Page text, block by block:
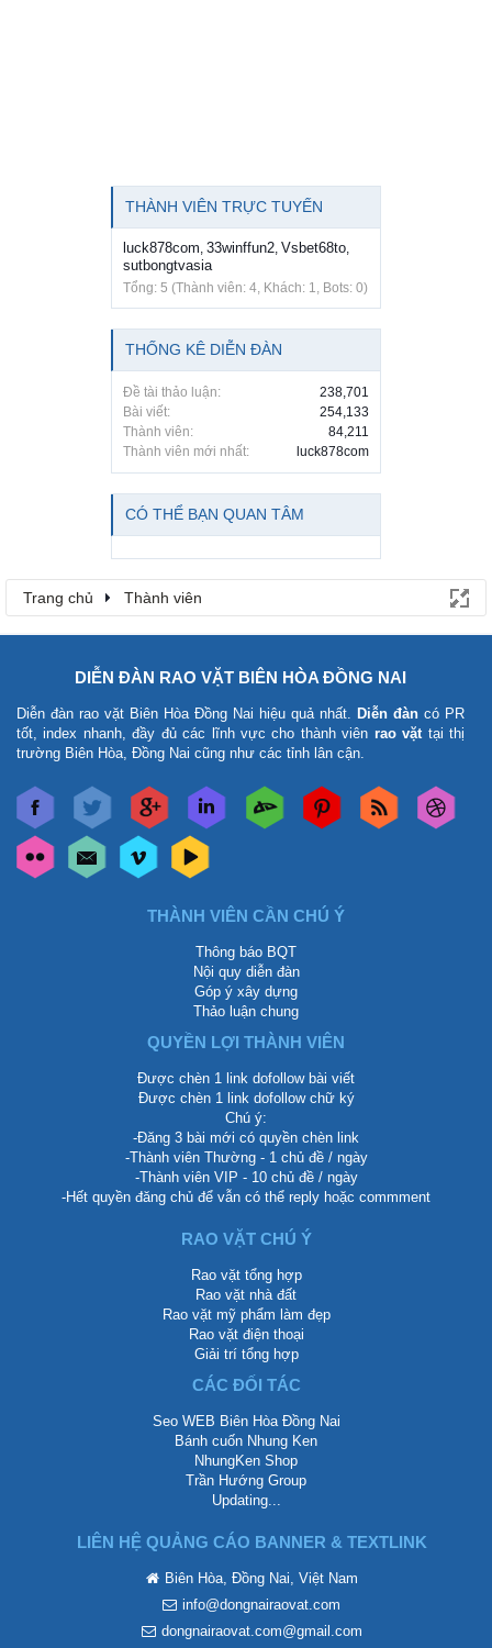
THÀNH VIÊN TRỰC TUYẾN
luck878com, 33winffun2, Vsbet68to,
sutbongtvasia
Tổng: 5 (Thành viên: 4, Khách: 1, Bots: 0)
THỐNG KÊ DIỄN ĐÀN
Đề tài thảo luận:
238,701
Bài viết:
254,133
Thành viên:
84,211
Thành viên mới nhất:
luck878com
CÓ THỂ BẠN QUAN TÂM
Trang chủ Thành viên
DIỄN ĐÀN RAO VẶT BIÊN HÒA ĐỒNG NAI
Diễn đàn rao vặt Biên Hòa Đồng Nai hiệu quả nhất. Diễn đàn có PR
tốt, index nhanh, đầy đủ các lĩnh vực cho thành viên rao vặttại thị
trường Biên Hòa, Đồng Nai cũng như các tỉnh lân cận.
THÀNH VIÊN CẦN CHÚ Ý
Thông báo BQT
Nội quy diễn đàn
Góp ý xây dựng
Thảo luận chung
QUYỀN LỢI THÀNH VIÊN
Được chèn 1 link dofollow bài viết
Được chèn 1 link dofollow chữ ký
Chú ý:
-Đăng 3 bài mới có quyền chèn link
-Thành viên Thường - 1 chủ đề / ngày
-Thành viên VIP - 10 chủ đề / ngày
-Hết quyền đăng chủ để vẫn có thể reply hoặc commment
RAO VẶT CHÚ Ý
Rao vặt tổng hợp
Rao vặt nhà đất
Rao vặt mỹ phẩm làm đẹp
Rao vặt điện thoại
Giải trí tổng hợp
CÁC ĐỐI TÁC
Seo WEB Biên Hòa Đồng Nai
Bánh cuốn Nhung Ken
NhungKen Shop
Trần Hướng Group
Updating...
LIÊN HỆ QUẢNG CÁO BANNER & TEXTLINK
Biên Hòa, Đồng Nai, Việt Nam
info@dongnairaovat.com
dongnairaovat.com@gmail.com